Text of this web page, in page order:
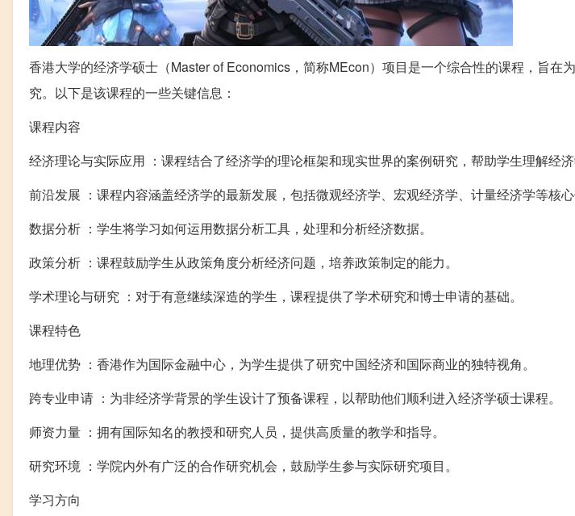
香港大学的经济学硕士（Master of Economics，简称MEcon）项目是一个综合性的课程，旨在
究。以下是该课程的一些关键信息：
课程内容
经济理论与实际应用 ：课程结合了经济学的理论框架和现实世界的案例研究，帮助学生理解经济
前沿发展 ：课程内容涵盖经济学的最新发展，包括微观经济学、宏观经济学、计量经济学等核心
数据分析 ：学生将学习如何运用数据分析工具，处理和分析经济数据。
政策分析 ：课程鼓励学生从政策角度分析经济问题，培养政策制定的能力。
学术理论与研究 ：对于有意继续深造的学生，课程提供了学术研究和博士申请的基础。
课程特色
地理优势 ：香港作为国际金融中心，为学生提供了研究中国经济和国际商业的独特视角。
跨专业申请 ：为非经济学背景的学生设计了预备课程，以帮助他们顺利进入经济学硕士课程。
师资力量 ：拥有国际知名的教授和研究人员，提供高质量的教学和指导。
研究环境 ：学院内外有广泛的合作研究机会，鼓励学生参与实际研究项目。
学习方向